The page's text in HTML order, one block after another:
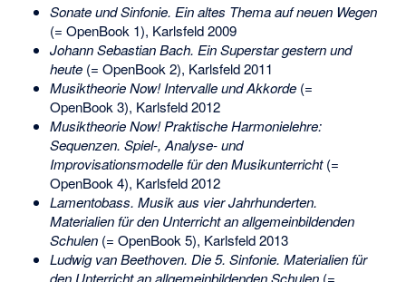
Sonate und Sinfonie. Ein altes Thema auf neuen Wegen
(= OpenBook 1), Karlsfeld 2009
Johann Sebastian Bach. Ein Superstar gestern und
heute(= OpenBook 2), Karlsfeld 2011
Musiktheorie Now! Intervalle und Akkorde(=
OpenBook 3), Karlsfeld 2012
Musiktheorie Now! Praktische Harmonielehre:
Sequenzen. Spiel-, Analyse- und
Improvisationsmodelle für den Musikunterricht(=
OpenBook 4), Karlsfeld 2012
Lamentobass. Musik aus vier Jahrhunderten.
Materialien für den Unterricht an allgemeinbildenden
Schulen(= OpenBook 5), Karlsfeld 2013
Ludwig van Beethoven. Die 5. Sinfonie. Materialien für
den Unterricht an allgemeinbildenden Schulen(=